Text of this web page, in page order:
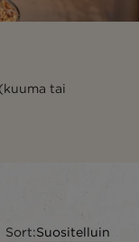
tai
Sort:Suositelluin